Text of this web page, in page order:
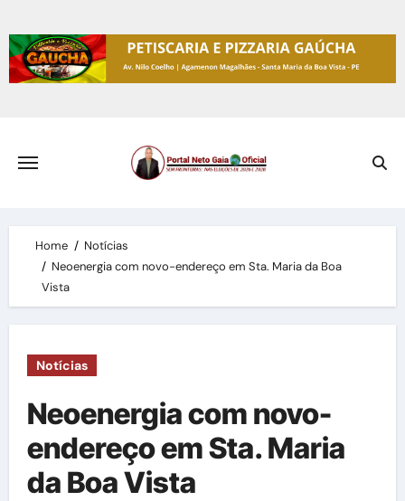
to
content
Home
Notícias
Neoenergia com novo-endereço em Sta. Maria da Boa
Vista
Notícias
Neoenergia com novo-
endereço em Sta. Maria
da Boa Vista